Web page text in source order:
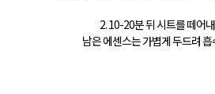
2. 10-20분 뒤 시트를 떼어
남은 에센스는 가볍게 두드려